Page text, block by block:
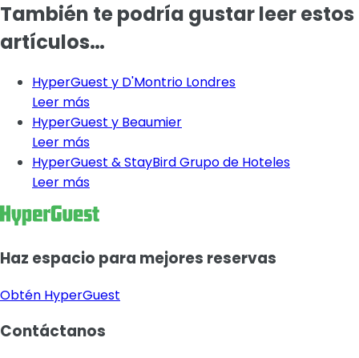
También te podría gustar leer estos
artículos…
HyperGuest y D'Montrio Londres
Leer más
HyperGuest y Beaumier
Leer más
HyperGuest & StayBird Grupo de Hoteles
Leer más
Haz espacio para mejores reservas
Obtén HyperGuest
Contáctanos